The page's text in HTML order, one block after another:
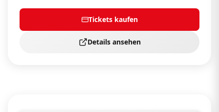
Tickets kaufen
Details ansehen